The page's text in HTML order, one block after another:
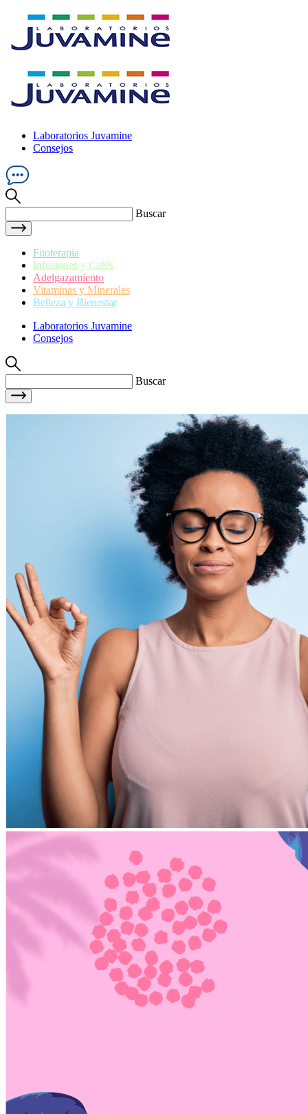
Laboratorios Juvamine
Consejos
Buscar
Fitoterapia
Infusiones y Cafés
Adelgazamiento
Vitaminas y Minerales
Belleza y Bienestar
Laboratorios Juvamine
Consejos
Buscar